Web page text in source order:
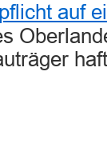
auf